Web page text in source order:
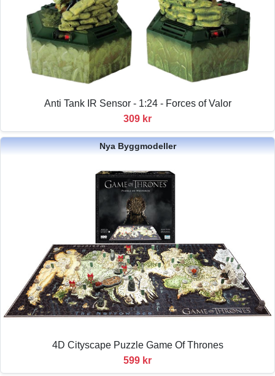
Anti Tank IR Sensor - 1:24 - Forces of Valor
309 kr
Nya Byggmodeller
4D Cityscape Puzzle Game Of Thrones
599 kr